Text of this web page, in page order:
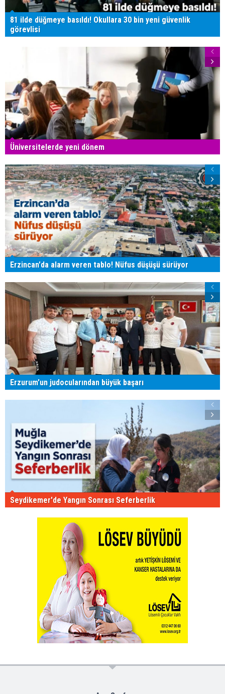
81 ilde düğmeye basıldı! Okullara 30 bin yeni güvenlik
görevlisi
Üniversitelerde yeni dönem
Erzincan'da alarm veren tablo! Nüfus düşüşü sürüyor
Erzurum'un judocularından büyük başarı
Seydikemer'de Yangın Sonrası Seferberlik